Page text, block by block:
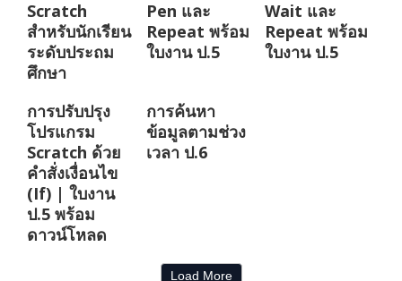
Scratch
สำหรับนักเรียน
ระดับประถม
ศึกษา
Pen และ
Repeat พร้อม
ใบงาน ป.5
Wait และ
Repeat พร้อม
ใบงาน ป.5
การปรับปรุง
โปรแกรม
Scratch ด้วย
คำสั่งเงื่อนไข
(If) | ใบงาน
ป.5 พร้อม
ดาวน์โหลด
การค้นหา
ข้อมูลตามช่วง
เวลา ป.6
Load More